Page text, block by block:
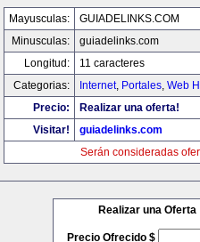
Mayusculas:
GUIADELINKS.COM
Minusculas:
guiadelinks.com
Longitud:
11 caracteres
Categorias:
Internet, Portales, Web
Precio:
Realizar una oferta!
Visitar!
guiadelinks.com
Serán consideradas
Realizar una Oferta
Precio Ofrecido $